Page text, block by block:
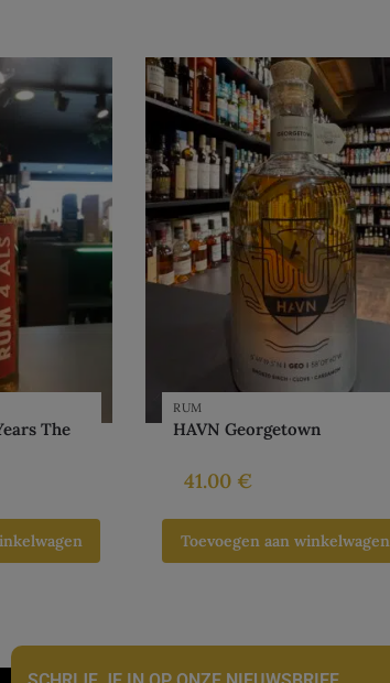
The
RUM
HAVN Georgetown
41.00 €
Toevoegen aan winkelwagen